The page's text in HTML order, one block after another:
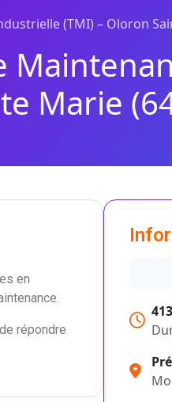
(TMI) – Oloron
Marie
en
répondre